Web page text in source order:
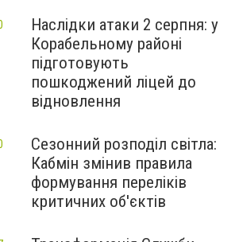
Наслідки атаки 2 серпня: у
Корабельному районі
підготовують
пошкоджений ліцей до
відновлення
Сезонний розподіл світла:
Кабмін змінив правила
формування переліків
критичних об'єктів